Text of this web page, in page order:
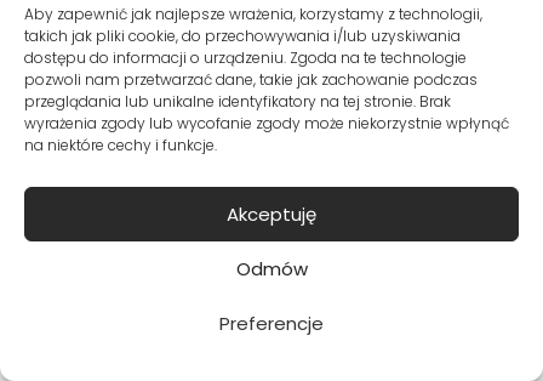
Aby zapewnić jak najlepsze wrażenia, korzystamy z technologii,
takich jak pliki cookie, do przechowywania i/lub uzyskiwania
dostępu do informacji o urządzeniu. Zgoda na te technologie
pozwoli nam przetwarzać dane, takie jak zachowanie podczas
przeglądania lub unikalne identyfikatory na tej stronie. Brak
wyrażenia zgody lub wycofanie zgody może niekorzystnie wpłynąć
na niektóre cechy i funkcje.
Akceptuję
Odmów
Preferencje
wełny dziewiczej
bordowy
Wyprzedane
alpaki i wełny
dziewiczej czarny
Wyprzedane
BRAK